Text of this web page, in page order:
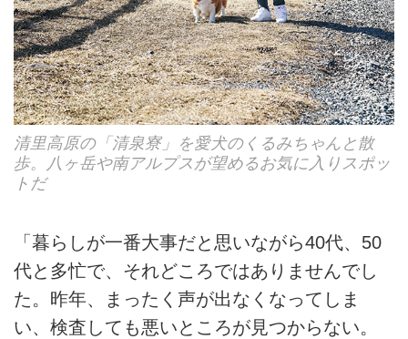
清里高原の「清泉寮」を愛犬のくるみちゃんと散
歩。八ヶ岳や南アルプスが望めるお気に入りスポッ
トだ
「暮らしが一番大事だと思いながら40代、50
代と多忙で、それどころではありませんでし
た。昨年、まったく声が出なくなってしま
い、検査しても悪いところが見つからない。